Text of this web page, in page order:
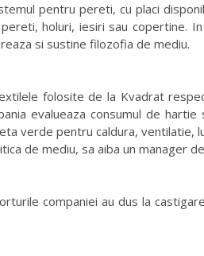
pentru pereti, cu placi
holuri, iesiri sau copertine.
si sustine filozofia de mediu.
folosite de la Kvadrat
evalueaza consumul de
verde pentru caldura, ventilatie,
de mediu, sa aiba un manager
companiei au dus la